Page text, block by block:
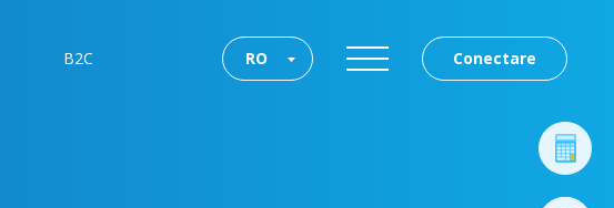
B2C Conectare
RO